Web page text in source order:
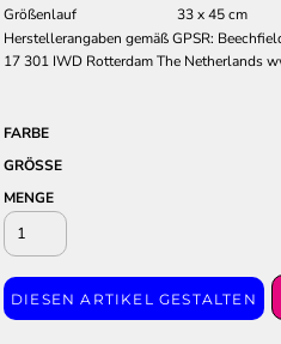
Größenlauf
33 x 45 cm
Herstellerangaben gemäß GPSR:
17 301 IWD Rotterdam The Netherlands
FARBE
GRÖSSE
MENGE
DIESEN ARTIKEL GESTALTEN